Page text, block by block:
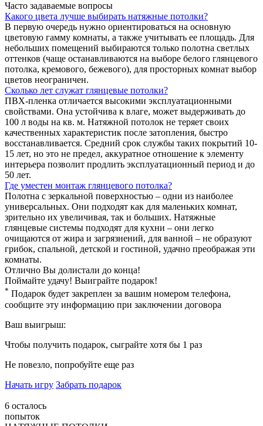
Часто задаваемые вопросы
Какого цвета лучше выбирать натяжные потолки?
В первую очередь нужно ориентироваться на основную
цветовую гамму комнаты, а также учитывать ее площадь. Для
небольших помещений выбираются только полотна светлых
оттенков (чаще останавливаются на выборе белого глянцевого
потолка, кремового, бежевого), для просторных комнат выбор
цветов неограничен.
Сколько лет служат глянцевые потолки?
ПВХ-пленка отличается высокими эксплуатационными
свойствами. Она устойчива к влаге, может выдерживать до
100 л воды на кв. м. Натяжной потолок не теряет своих
качественных характеристик после затопления, быстро
восстанавливается. Средний срок службы таких покрытий 10-
15 лет, но это не предел, аккуратное отношение к элементу
интерьера позволит продлить эксплуатационный период и до
50 лет.
Где уместен монтаж глянцевого потолка?
Полотна с зеркальной поверхностью – одни из наиболее
универсальных. Они подходят как для маленьких комнат,
зрительно их увеличивая, так и больших. Натяжные
глянцевые системы подходят для кухни – они легко
очищаются от жира и загрязнений, для ванной – не образуют
грибок, спальной, детской и гостиной, удачно преображая эти
комнаты.
Отлично Вы долистали до конца!
Поймайте удачу! Выиграйте подарок!
* Подарок будет закреплен за вашим номером телефона,
сообщите эту информацию при заключении договора
Ваш выигрыш:
Чтобы получить подарок, сыграйте хотя бы 1 раз
Не повезло, попробуйте еще раз
Начать игру Забрать подарок
6 осталось
попыток